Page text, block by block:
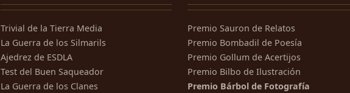
Trivial de la Tierra Media
La Guerra de los Silmarils
Ajedrez de ESDLA
Test del Buen Saqueador
La Guerra de los Clanes
Premio Sauron de Relatos
Premio Bombadil de Poesía
Premio Gollum de Acertijos
Premio Bilbo de Ilustración
Premio Bárbol de Fotografía